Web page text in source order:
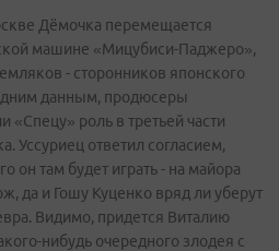
Дёмочка перемещается
машине «Мицубиси-Паджеро»,
- сторонников японского
данным, продюсеры
роль в третьей части
Уссуриец ответил согласием,
он там будет играть - на майора
да и Гошу Куценко вряд ли уберут
Видимо, придется Виталию
нибудь очередного злодея с